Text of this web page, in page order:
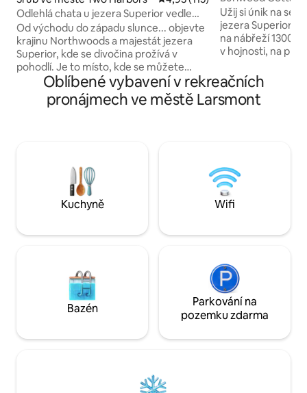
Odlehlá chata u jezera Superior vedle
Gooseberry
Od východu do západu slunce... objevte
krajinu Northwoods a majestát jezera
Superior, kde se divočina prožívá v
pohodlí. Je to místo, kde se můžete
odpojit a odpočinout si na našem
skalnatém pobřeží, zábava pro všechny
věkové kategorie! Čtěte na slunečné
jezděte na kole, lyžujte, choďte na výlet
na sněžnicích, vychutnejte si místní
pivovary, chutné uzené ryby a naše
vlastní divoké maliny.
Užij si únik na
jezera Superior v
na nábřeží
v hojnosti, na
klikatými
stromy a více
Postavena v roce
zahradě, vydej se
aktivitami, nebo
výhledy!
Oblíbené vybavení v rekreačních
pronájmech ve městě Larsmont
Kuchyně Wifi
Bazén
Parkování na
pozemku zdarma